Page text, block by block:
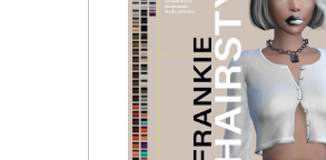
Прическа Indra by Leah Lillith